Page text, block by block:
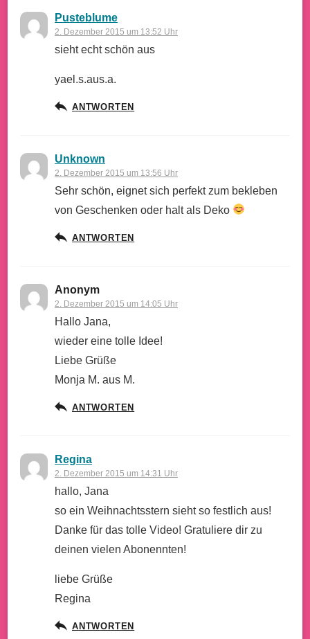
Pusteblume
2. Dezember 2015 um 13:52 Uhr
sieht echt schön aus
yael.s.aus.a.
ANTWORTEN
Unknown
2. Dezember 2015 um 13:56 Uhr
Sehr schön, eignet sich perfekt zum bekleben
von Geschenken oder halt als Deko
ANTWORTEN
Anonym
2. Dezember 2015 um 14:05 Uhr
Hallo Jana,
wieder eine tolle Idee!
Liebe Grüße
Monja M. aus M.
ANTWORTEN
Regina
2. Dezember 2015 um 14:31 Uhr
hallo, Jana
so ein Weihnachtsstern sieht so festlich aus!
Danke für das tolle Video! Gratuliere dir zu
deinen vielen Abonennten!
liebe Grüße
Regina
ANTWORTEN